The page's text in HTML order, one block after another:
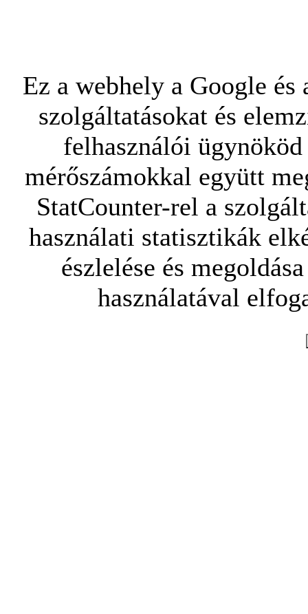
Ez a webhely a Google
szolgáltatásokat és
felhasználói
mérőszámokkal együtt
StatCounter-rel a
használati statisztikák
észlelése és
használatával